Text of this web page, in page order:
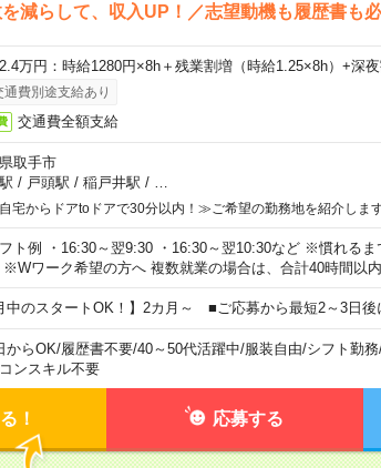
減らして、収入UP！／志望動機も履歴書も
万円：時給1280円×8h＋残業割増（時給1.25×8h）+深夜
通費別途支給あり
交通費全額支給
取手市
/ 戸頭駅 / 稲戸井駅 /
宅からドアtoドアで30分以内！≫ご希望の勤務地を紹介します
ト例 ・16:30～翌9:30 ・16:30～翌10:30など ※慣れるま
※Wワーク希望の方へ 複数就業の場合は、合計40時間以内
中のスタートOK！】2カ月～ ■ご応募から最短2～3日後
からOK/履歴書不要/40～50代活躍中/服装自由/シフト勤務
ンスキル不要
！ 応募する